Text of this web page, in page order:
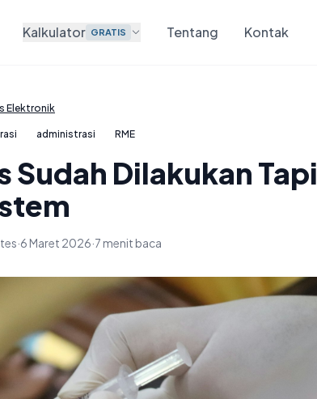
Kalkulator GRATIS Tentang Kontak
Elektronik
administrasi RME
Sudah Dilakukan Tapi
·6 Maret 2026·7 menit baca